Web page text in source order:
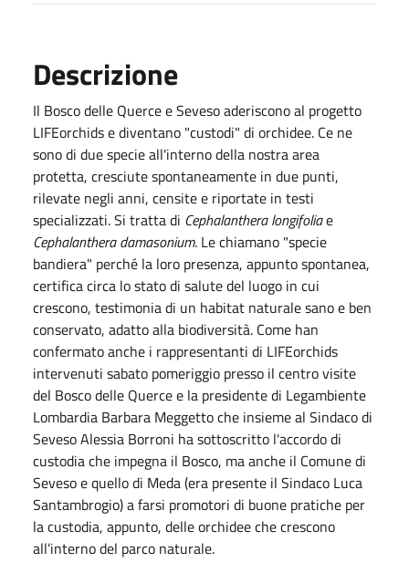
Descrizione
Il Bosco delle Querce e Seveso aderiscono al progetto
LIFEorchids e diventano "custodi" di orchidee. Ce ne
sono di due specie all'interno della nostra area
protetta, cresciute spontaneamente in due punti,
rilevate negli anni, censite e riportate in testi
specializzati. Si tratta di Cephalanthera longifoliae
Cephalanthera damasonium. Le chiamano "specie
bandiera" perché la loro presenza, appunto spontanea,
certifica circa lo stato di salute del luogo in cui
crescono, testimonia di un habitat naturale sano e ben
conservato, adatto alla biodiversità. Come han
confermato anche i rappresentanti di LIFEorchids
intervenuti sabato pomeriggio presso il centro visite
del Bosco delle Querce e la presidente di Legambiente
Lombardia Barbara Meggetto che insieme al Sindaco di
Seveso Alessia Borroni ha sottoscritto l'accordo di
custodia che impegna il Bosco, ma anche il Comune di
Seveso e quello di Meda (era presente il Sindaco Luca
Santambrogio) a farsi promotori di buone pratiche per
la custodia, appunto, delle orchidee che crescono
all’interno del parco naturale.